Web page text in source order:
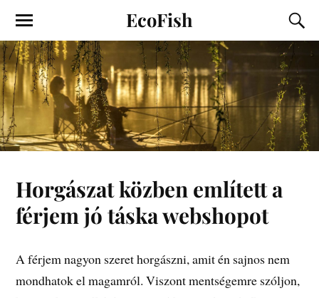
EcoFish
Horgászat közben említett a
férjem jó táska webshopot
A férjem nagyon szeret horgászni, amit én sajnos nem
mondhatok el magamról. Viszont mentségemre szóljon,